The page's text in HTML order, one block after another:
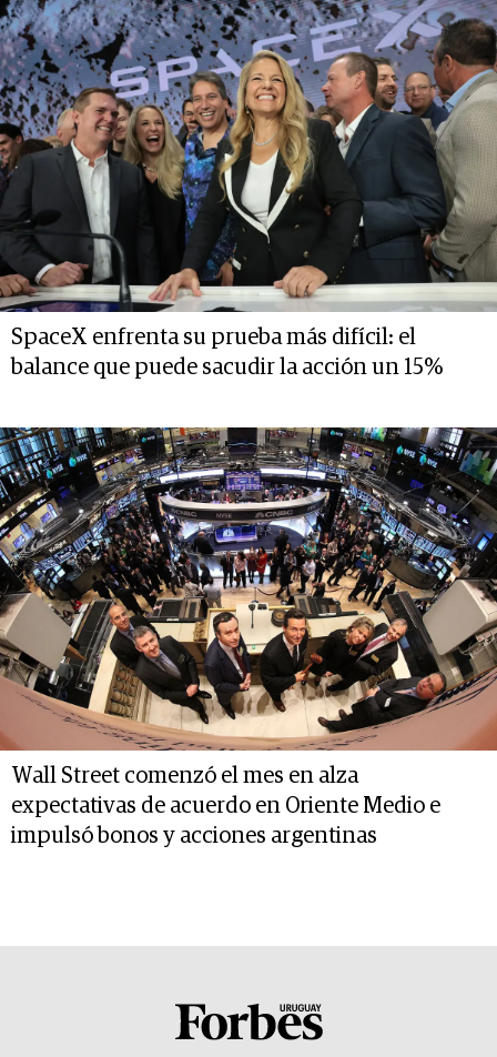
SpaceX enfrenta su prueba más difícil: el
balance que puede sacudir la acción un 15%
Wall Street comenzó el mes en alza
expectativas de acuerdo en Oriente Medio e
impulsó bonos y acciones argentinas